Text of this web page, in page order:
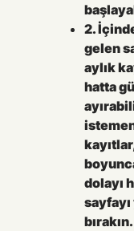
2.
gelen
aylık
hatta
dolayı